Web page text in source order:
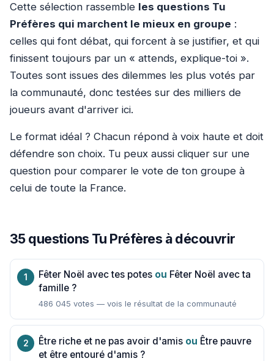
Cette sélection rassemble les questions Tu
Préfères qui marchent le mieux en groupe :
celles qui font débat, qui forcent à se justifier, et qui
finissent toujours par un « attends, explique-toi ».
Toutes sont issues des dilemmes les plus votés par
la communauté, donc testées sur des milliers de
joueurs avant d'arriver ici.
Le format idéal ? Chacun répond à voix haute et doit
défendre son choix. Tu peux aussi cliquer sur une
question pour comparer le vote de ton groupe à
celui de toute la France.
35 questions Tu Préfères à découvrir
Fêter Noël avec tes potes ou Fêter Noël avec ta
famille ?
486 045 votes — vois le résultat de la communauté
Être riche et ne pas avoir d'amis ou Être pauvre
et être entouré d'amis ?